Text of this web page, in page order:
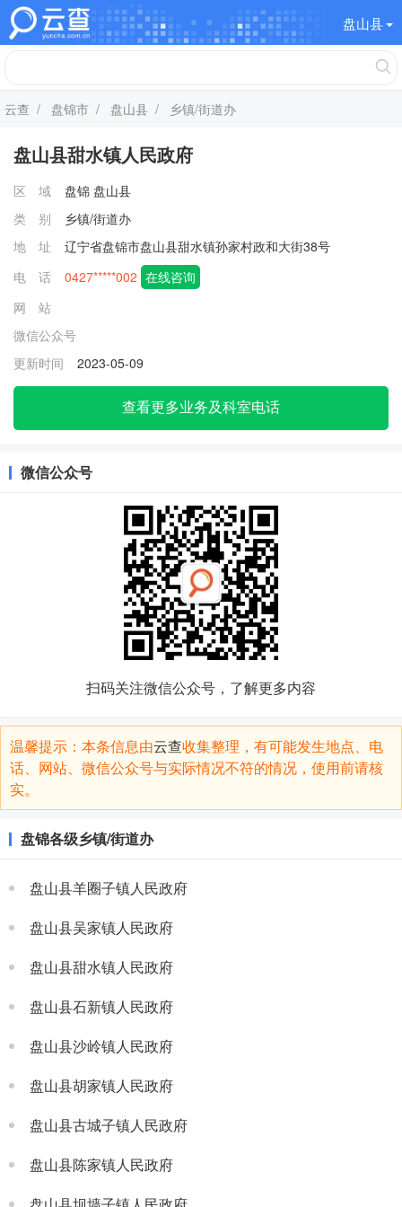
盘山县
云查 / 盘锦市 / 盘山县 / 乡镇/街道办
盘山县甜水镇人民政府
区 域 盘锦 盘山县
类 别
乡镇/街道办
地 址
辽宁省盘锦市盘山县甜水镇孙家村政和大街38号
电 话
0427*****002 在线咨询
网 站
微信公众号
更新时间
2023-05-09
查看更多业务及科室电话
微信公众号
扫码关注微信公众号，了解更多内容
温馨提示：本条信息由云查收集整理，有可能发生地点、电
话、网站、微信公众号与实际情况不符的情况，使用前请核
实。
盘锦各级乡镇/街道办
盘山县羊圈子镇人民政府
盘山县吴家镇人民政府
盘山县甜水镇人民政府
盘山县石新镇人民政府
盘山县沙岭镇人民政府
盘山县胡家镇人民政府
盘山县古城子镇人民政府
盘山县陈家镇人民政府